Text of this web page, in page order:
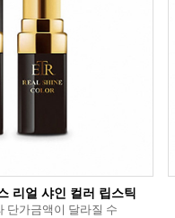
리얼 샤인 컬러 립스틱
단가금액이 달라질 수